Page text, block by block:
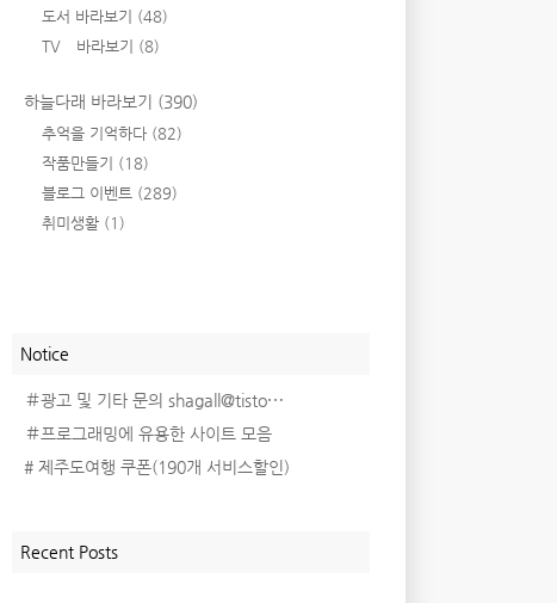
도서 바라보기 (48)
TV 바라보기 (8)
하늘다래 바라보기 (390)
추억을 기억하다 (82)
작품만들기 (18)
블로그 이벤트 (289)
취미생활 (1)
Notice
＃광고 및 기타 문의 shagall@tisto⋯
＃프로그래밍에 유용한 사이트 모음
# 제주도여행 쿠폰(190개 서비스할인)
Recent Posts